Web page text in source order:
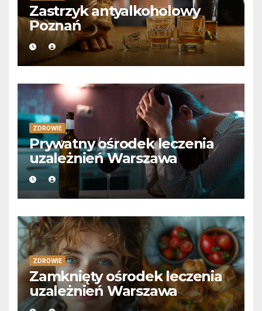
Zastrzyk antyalkoholowy
Poznań
ZDROWIE
Prywatny ośrodek leczenia
uzależnień Warszawa
ZDROWIE
Zamknięty ośrodek leczenia
uzależnień Warszawa